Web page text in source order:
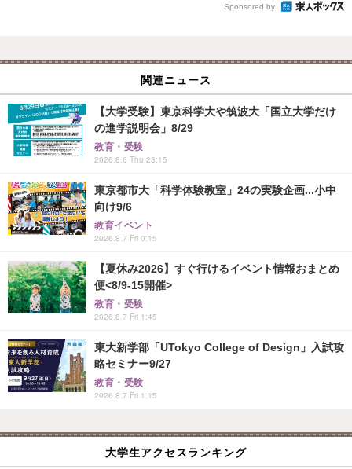
Sponsored by
関連ニュース
【大学受験】東京科学大や筑波大「国立大学だけ
の進学説明会」8/29
教育・受験
2026.8.6 Thu 23:15
東京都市大「科学体験教室」24の実験企画...小中
向け9/6
教育イベント
2026.8.7 Fri 0:15
【夏休み2026】すぐ行けるイベント情報おまとめ
便<8/9-15開催>
教育・受験
2026.8.7 Fri 1:45
東大新学部「UTokyo College of Design」入試攻
略セミナー9/27
教育・受験
2026.8.7 Fri 1:15
大学生アクセスランキング